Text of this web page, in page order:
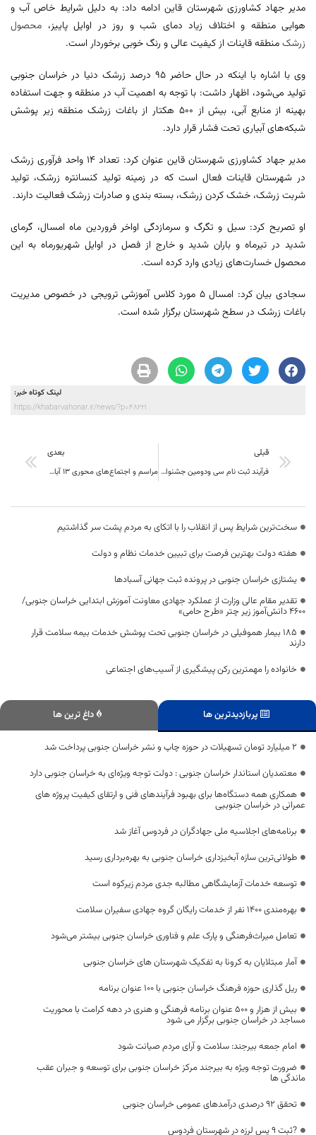
مدیر جهاد کشاورزی شهرستان قاین ادامه داد: به دلیل شرایط خاص آب و
هوایی منطقه و اختلاف زیاد دمای شب و روز در اوایل پاییز، محصول
زرشکمنطقه قاینات از کیفیت عالی و رنگ خوبی برخوردار است.
وی با اشاره با اینکه در حال حاضر ۹۵ درصد زرشک دنیا در خراسان جنوبی
تولید می‌شود، اظهار داشت: با توجه به اهمیت آب در منطقه و جهت استفاده
بهینه از منابع آبی، بیش از ۵۰۰ هکتار از باغات زرشک منطقه زیر پوشش
شبکه‌های آبیاری تحت فشار قرار دارد.
مدیر جهاد کشاورزی شهرستان قاین عنوان کرد: تعداد ۱۴ واحد فرآوری زرشک
در شهرستان قاینات فعال است که در زمینه تولید کنسانتره زرشک، تولید
شربت زرشک، خشک کردن زرشک، بسته بندی و صادرات زرشک فعالیت دارند.
او تصریح کرد: سیل و تگرگ و سرمازدگی اواخر فروردین ماه امسال، گرمای
شدید در تیرماه و باران شدید و خارج از فصل در اوایل شهریورماه به این
محصول خسارت‌های زیادی وارد کرده است.
سجادی بیان کرد: امسال ۵ مورد کلاس آموزشی ترویجی در خصوص مدیریت
باغات زرشک در سطح شهرستان برگزار شده است.
لینک کوتاه خبر:
https://khabarvahonar.ir/news/?p=48221
قبلی
فرآیند ثبت نام سی ودومین جشنواره ملی امتنان از کارگران ؛ گروه های کار و واحد نمونه(سال 99)
بعدی
مراسم و اجتماع‌های محوری ۱۳ آبان در خراسان جنوبی لغو شد
سخت‌ترین شرایط پس از انقلاب را با اتکای به مردم پشت سر گذاشتیم
هفته دولت بهترین فرصت برای تبیین خدمات نظام و دولت
یشتازی خراسان جنوبی در پرونده ثبت جهانی آسبادها
تقدیر مقام عالی وزارت از عملکرد جهادی معاونت آموزش ابتدایی خراسان جنوبی/
۴۶۰۰ دانش‌آموز زیر چتر «طرح حامی»
۱۸۵ بیمار هموفیلی در خراسان جنوبی تحت پوشش خدمات بیمه سلامت قرار
دارند
خانواده را مهمترین رکن پیشگیری از آسیب‌های اجتماعی
پربازدیدترین ها داغ ترین ها
۲ میلیارد تومان تسهیلات در حوزه چاپ و نشر خراسان جنوبی پرداخت شد
معتمدیان استاندار خراسان جنوبی : دولت توجه ویژه‌ای به خراسان جنوبی دارد
همکاری همه دستگاه‌ها برای بهبود فرآیندهای فنی و ارتقای کیفیت پروژه‌ های
عمرانی در خراسان جنوبیی
برنامه‌های اجلاسیه ملی جهادگران در فردوس آغاز شد
طولانی‌ترین سازه آبخیزداری خراسان جنوبی به بهره‌برداری رسید
توسعه خدمات آزمایشگاهی مطالبه جدی مردم زیرکوه است
بهره‌مندی 1400 نفر از خدمات رایگان گروه جهادی سفیران سلامت
تعامل میراث‌فرهنگی و پارک علم و فناوری خراسان جنوبی بیشتر می‌شود
آمار مبتلایان به کرونا به تفکیک شهرستان های خراسان جنوبی
ریل گذاری حوزه فرهنگ خراسان جنوبی با ۱۰۰ عنوان برنامه
بیش از هزار و ۵۰۰ عنوان برنامه‌ فرهنگی و هنری در دهه کرامت با محوریت
مساجد در خراسان جنوبی برگزار می شود
امام جمعه بیرجند: سلامت و آرای مردم صیانت شود
ضرورت توجه ویژه به بیرجند مرکز خراسان جنوبی برای توسعه و جبران عقب
ماندگی ها
تحقق 92 درصدی درآمدهای عمومی خراسان جنوبی
?ثبت 9 پس لرزه در شهرستان فردوس